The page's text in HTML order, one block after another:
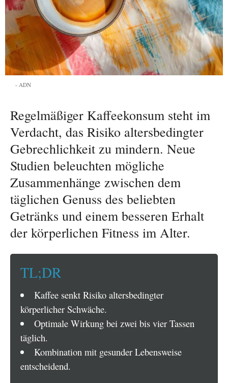
ADN
Regelmäßiger Kaffeekonsum steht im
Verdacht, das Risiko altersbedingter
Gebrechlichkeit zu mindern. Neue
Studien beleuchten mögliche
Zusammenhänge zwischen dem
täglichen Genuss des beliebten
Getränks und einem besseren Erhalt
der körperlichen Fitness im Alter.
TL;DR
Kaffee senkt Risiko altersbedingter
körperlicher Schwäche.
Optimale Wirkung bei zwei bis vier Tassen
täglich.
Kombination mit gesunder Lebensweise
entscheidend.